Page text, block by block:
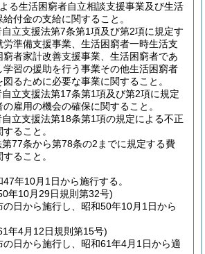
る生活困窮者自立相談支援事業及び生活
付金の支給に関すること。
立支援法第7条第1項及び第2項に規定す
労準備支援事業、生活困窮者一時生活支
窮者家計改善支援事業、生活困窮者であ
学習の援助を行う事業その他生活困窮者
るために必要な事業に関すること。
立支援法第17条第1項及び第2項に規定
雇用の機会の確保に関すること。
立支援法第18条第1項の規定による不正
ること。
77条から第78条の2までに規定する費
ること。
年10月1日から施行する。
年10月29日規則第32号)
の日から施行し、昭和50年10月1日から
年4月12日規則第15号)
の日から施行し、昭和61年4月1日から適